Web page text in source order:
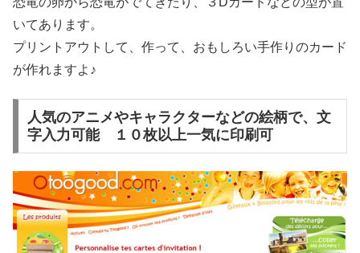
いてあります。
プリントアウトして、作って、おもしろい手作りのカード
が作れますよ♪
人気のアニメやキャラクターなどの絵柄で、文
字入力可能 １０枚以上一気に印刷可